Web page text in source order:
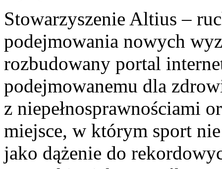
Stowarzyszenie Altius –
podejmowania nowych
rozbudowany portal
podejmowanemu dla
z niepełnosprawnościami
miejsce, w którym sport
jako dążenie do